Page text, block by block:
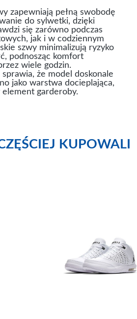
zapewniają pełną swobodę
do sylwetki, dzięki
się zarówno podczas
jak i w codziennym
szwy minimalizują ryzyko
podnosząc komfort
wiele godzin.
że model doskonale
jako warstwa docieplająca,
element garderoby.
KUPOWALI